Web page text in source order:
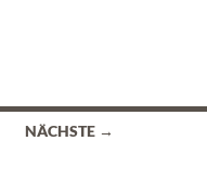
NÄCHSTE →